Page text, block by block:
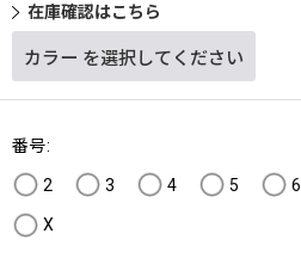
在庫確認はこちら
カラー を選択してください
番号:
2 3 4 5 6
X